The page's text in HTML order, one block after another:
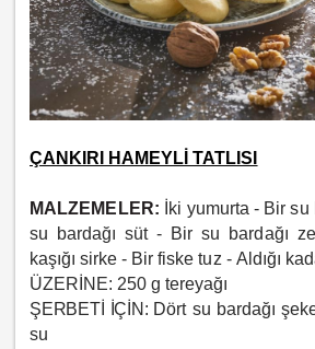
ÇANKIRI HAMEYLİ TATLISI
MALZEMELER: İki yumurta - Bir su
su bardağı süt - Bir su bardağı
kaşığı sirke - Bir fiske tuz - Aldığı
ÜZERİNE: 250 g tereyağı
ŞERBETİ İÇİN: Dört su bardağı
su